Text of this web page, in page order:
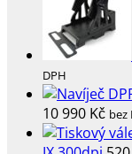
DPH
10 990 Kč bez